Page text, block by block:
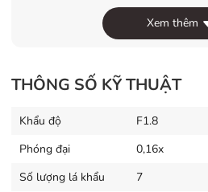
Bí quyết để tạo ra nền mờ trong
35mm F1.8G có độ mở rộng với
cung cấp độ sâu trường ảnh, cô
ảnh chân dung tuyệt đẹp.
Chụp tropng phạm vi lớn và
Khi sử dụng khẩu độ tối đa F1.8,
Xem thêm
THÔNG SỐ KỸ THUẬT
Khẩu độ
F1.8
Phóng đại
0,16x
Số lượng lá khẩu
7